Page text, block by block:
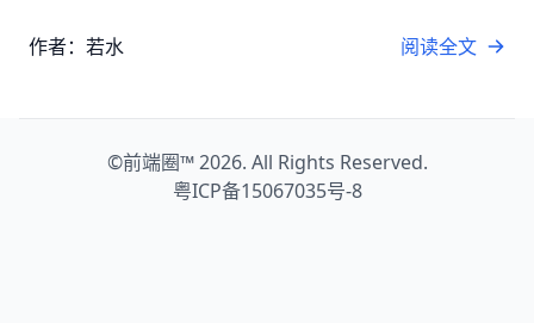
作者：若水 阅读全文
©前端圈™2026. All Rights Reserved.
粤ICP备15067035号-8